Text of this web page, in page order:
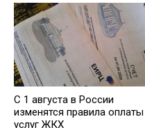
С 1 августа в России
изменятся правила оплаты
услуг ЖКХ